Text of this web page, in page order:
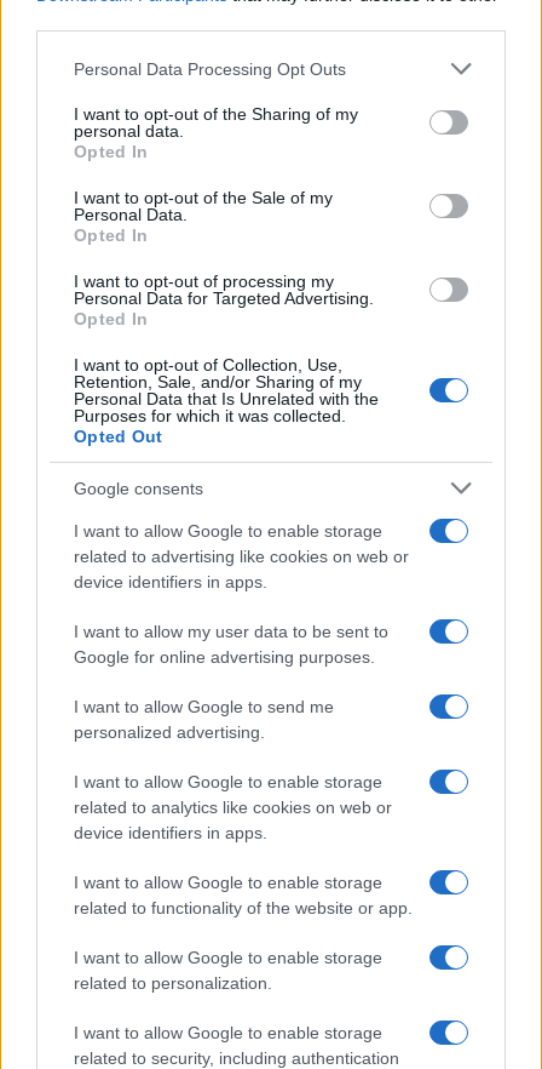
Please note that this website/app uses one or more Google
not limited to your visit or usage behaviour. You may click to
grant or deny consent to Google and its third-party tags to
use your data for below specified purposes in below Google
consent section.
Personal Data Processing Opt Outs
I want to opt-out of the Sharing of my
personal data.
Opted In
I want to opt-out of the Sale of my
Personal Data.
Opted In
I want to opt-out of processing my
Personal Data for Targeted Advertising.
Opted In
I want to opt-out of Collection, Use,
Retention, Sale, and/or Sharing of my
Personal Data that Is Unrelated with the
Purposes for which it was collected.
Opted Out
Google consents
I want to allow Google to enable storage
related to advertising like cookies on web or
device identifiers in apps.
I want to allow my user data to be sent to
Google for online advertising purposes.
I want to allow Google to send me
personalized advertising.
I want to allow Google to enable storage
related to analytics like cookies on web or
device identifiers in apps.
I want to allow Google to enable storage
related to functionality of the website or app.
I want to allow Google to enable storage
related to personalization.
I want to allow Google to enable storage
related to security, including authentication
της Ζωής μας
Οι άνθρωποι, οι αυθεντικές ιστορίες,
το ελληνικό καλοκαίρι και ένας
πολιτισμός που μας ενώνει κάθε μέρα.